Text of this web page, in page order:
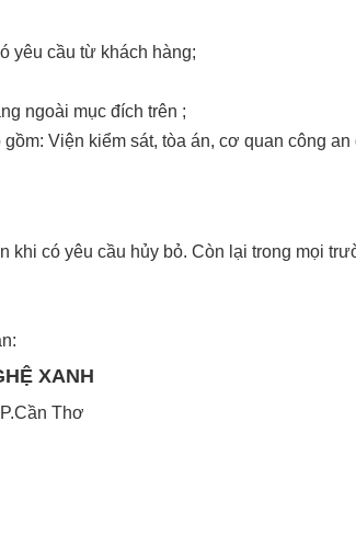
yêu cầu từ khách hàng;
ngoài mục đích trên ;
Viện kiểm sát, tòa án, cơ quan công
có yêu cầu hủy bỏ. Còn lại trong mọi
XANH
Thơ